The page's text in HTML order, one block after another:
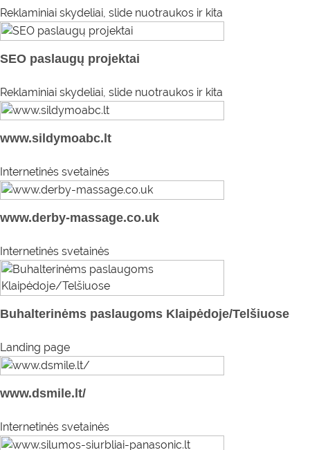
Reklaminiai skydeliai, slide nuotraukos ir kita
SEO paslaugų projektai
Reklaminiai skydeliai, slide nuotraukos ir kita
www.sildymoabc.lt
Internetinės svetainės
www.derby-massage.co.uk
Internetinės svetainės
Buhalterinėms paslaugoms Klaipėdoje/Telšiuose
Landing page
www.dsmile.lt/
Internetinės svetainės